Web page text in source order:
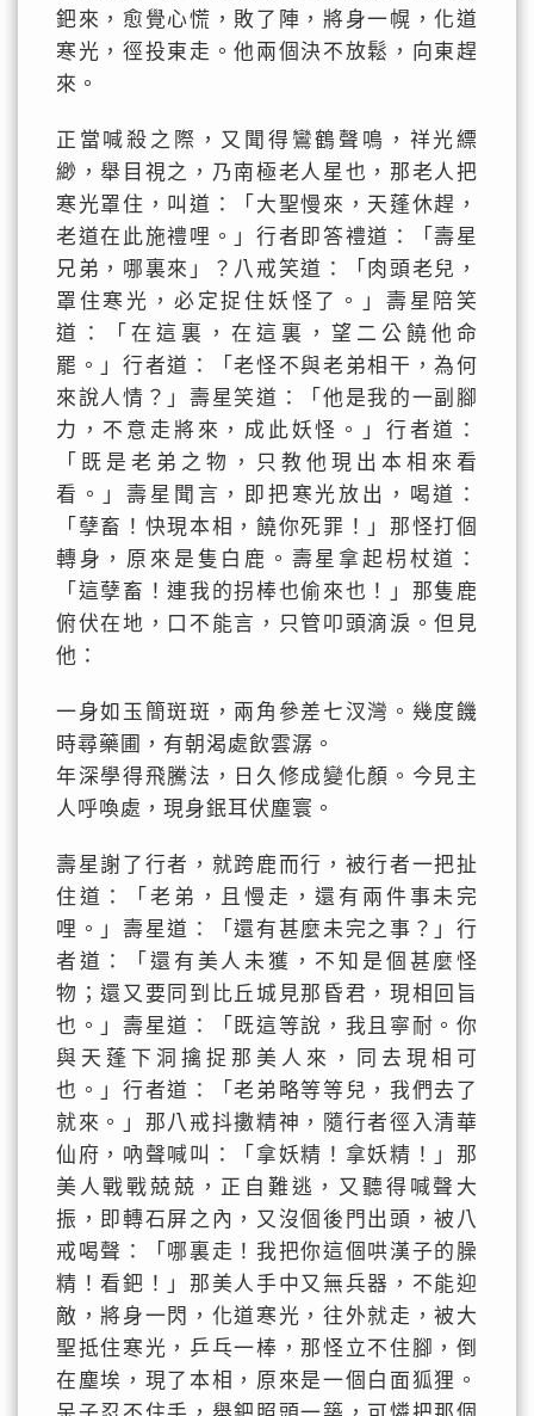
鈀來，愈覺心慌，敗了陣，將身一幌，化道
寒光，徑投東走。他兩個決不放鬆，向東趕
來。
正當喊殺之際，又聞得鸞鶴聲鳴，祥光縹
緲，舉目視之，乃南極老人星也，那老人把
寒光罩住，叫道：「大聖慢來，天蓬休趕，
老道在此施禮哩。」行者即答禮道：「壽星
兄弟，哪裏來」？八戒笑道：「肉頭老兒，
罩住寒光，必定捉住妖怪了。」壽星陪笑
道：「在這裏，在這裏，望二公饒他命
罷。」行者道：「老怪不與老弟相干，為何
來說人情？」壽星笑道：「他是我的一副腳
力，不意走將來，成此妖怪。」行者道：
「既是老弟之物，只教他現出本相來看
看。」壽星聞言，即把寒光放出，喝道：
「孽畜！快現本相，饒你死罪！」那怪打個
轉身，原來是隻白鹿。壽星拿起枴杖道：
「這孽畜！連我的拐棒也偷來也！」那隻鹿
俯伏在地，口不能言，只管叩頭滴淚。但見
他：
一身如玉簡斑斑，兩角參差七汊灣。幾度饑
時尋藥圃，有朝渴處飲雲潺。
年深學得飛騰法，日久修成變化顏。今見主
人呼喚處，現身鈱耳伏塵寰。
壽星謝了行者，就跨鹿而行，被行者一把扯
住道：「老弟，且慢走，還有兩件事未完
哩。」壽星道：「還有甚麼未完之事？」行
者道：「還有美人未獲，不知是個甚麼怪
物；還又要同到比丘城見那昏君，現相回旨
也。」壽星道：「既這等說，我且寧耐。你
與天蓬下洞擒捉那美人來，同去現相可
也。」行者道：「老弟略等等兒，我們去了
就來。」那八戒抖擻精神，隨行者徑入清華
仙府，吶聲喊叫：「拿妖精！拿妖精！」那
美人戰戰兢兢，正自難逃，又聽得喊聲大
振，即轉石屏之內，又沒個後門出頭，被八
戒喝聲：「哪裏走！我把你這個哄漢子的臊
精！看鈀！」那美人手中又無兵器，不能迎
敵，將身一閃，化道寒光，往外就走，被大
聖抵住寒光，乒乓一棒，那怪立不住腳，倒
在塵埃，現了本相，原來是一個白面狐狸。